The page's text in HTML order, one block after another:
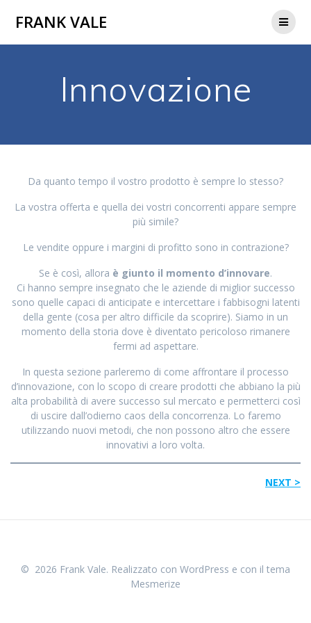
FRANK VALE
Innovazione
Da quanto tempo il vostro prodotto è sempre lo stesso?
La vostra offerta e quella dei vostri concorrenti appare sempre
più simile?
Le vendite oppure i margini di profitto sono in contrazione?
Se è così, allora è giunto il momento d’innovare.
Ci hanno sempre insegnato che le aziende di miglior successo
sono quelle capaci di anticipate e intercettare i fabbisogni latenti
della gente (cosa per altro difficile da scoprire). Siamo in un
momento della storia dove è diventato pericoloso rimanere
fermi ad aspettare.
In questa sezione parleremo di come affrontare il processo
d’innovazione, con lo scopo di creare prodotti che abbiano la più
alta probabilità di avere successo sul mercato e permetterci così
di uscire dall’odierno caos della concorrenza. Lo faremo
utilizzando nuovi metodi, che non possono altro che essere
innovativi a loro volta.
NEXT >
© 2026 Frank Vale. Realizzato con WordPress e con il tema
Mesmerize